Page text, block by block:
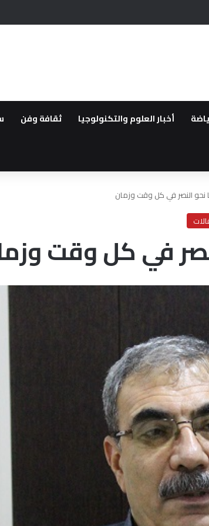
أخبار العلوم والتكنولوجيا ثقافة وفن
نحو النصر في كل وقت وزمان
في كل وقت